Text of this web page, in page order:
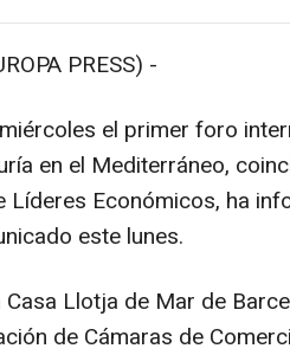
PRESS) -
el primer foro
en el Mediterráneo,
Líderes Económicos, ha
este lunes.
Llotja de Mar de
de Cámaras de